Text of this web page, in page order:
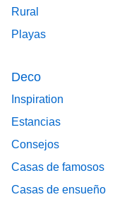
Rural
Playas
Deco
Inspiration
Estancias
Consejos
Casas de famosos
Casas de ensueño